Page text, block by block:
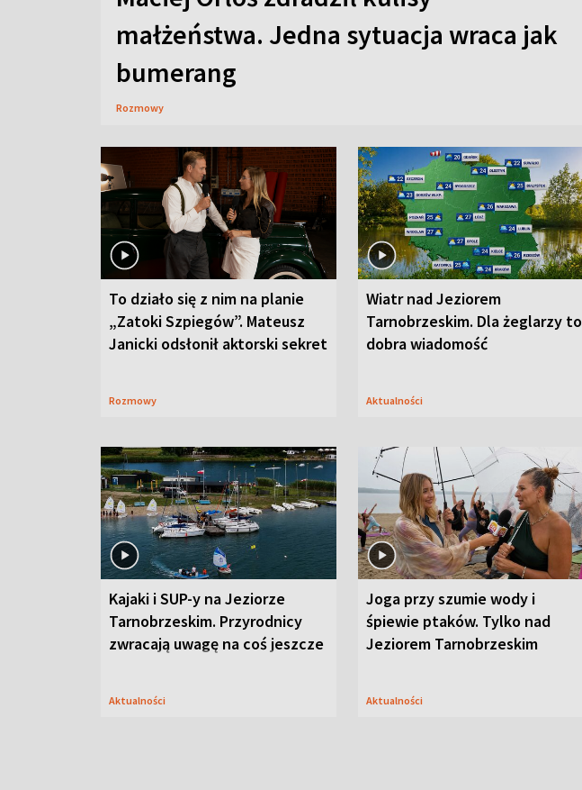
małżeństwa. Jedna sytuacja wraca jak
bumerang
Rozmowy
To działo się z nim na planie
„Zatoki Szpiegów”. Mateusz
Janicki odsłonił aktorski sekret
Rozmowy
Wiatr nad Jeziorem
Tarnobrzeskim. Dla żeglarzy to
dobra wiadomość
Aktualności
Kajaki i SUP-y na Jeziorze
Tarnobrzeskim. Przyrodnicy
zwracają uwagę na coś jeszcze
Aktualności
Joga przy szumie wody i
śpiewie ptaków. Tylko nad
Jeziorem Tarnobrzeskim
Aktualności